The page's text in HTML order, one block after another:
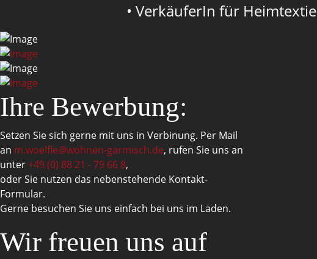
• VerkäuferIn für
Ihre Bewerbung:
Setzen Sie sich gerne mit uns in Verbinung. Per Mail
an m.woelfle@wohnen-garmisch.de, rufen Sie uns an
unter+49 (0) 88 21 - 79 66 8,
oder Sie nutzen das nebenstehende Kontakt-
Formular.
Gerne besuchen Sie uns einfach bei uns im Laden.
Wir freuen uns auf